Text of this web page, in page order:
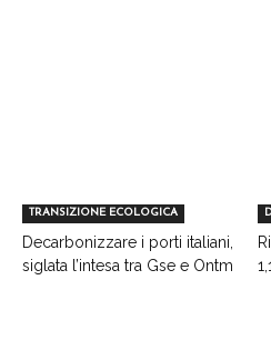
TRANSIZIONE ECOLOGICA
Decarbonizzare i porti italiani,
siglata l’intesa tra Gse e Ontm